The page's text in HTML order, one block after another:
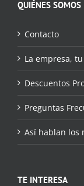
QUIÉNES SOMOS
Contacto
La empresa,
Descuentos
Preguntas
Así hablan los
TE INTERESA